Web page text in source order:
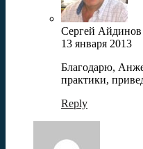
Сергей Айдинов
13 января 2013
Благодарю,
практики,
Reply